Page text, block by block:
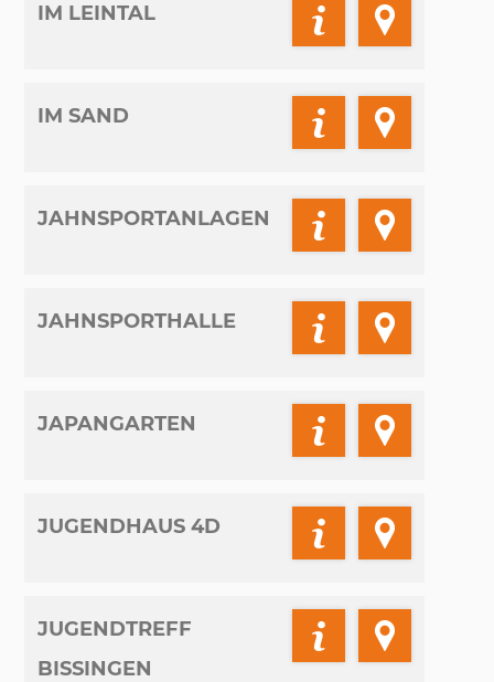
IM LEINTAL
IM SAND
JAHNSPORTANLAGEN
JAHNSPORTHALLE
JAPANGARTEN
JUGENDHAUS 4D
JUGENDTREFF
BISSINGEN